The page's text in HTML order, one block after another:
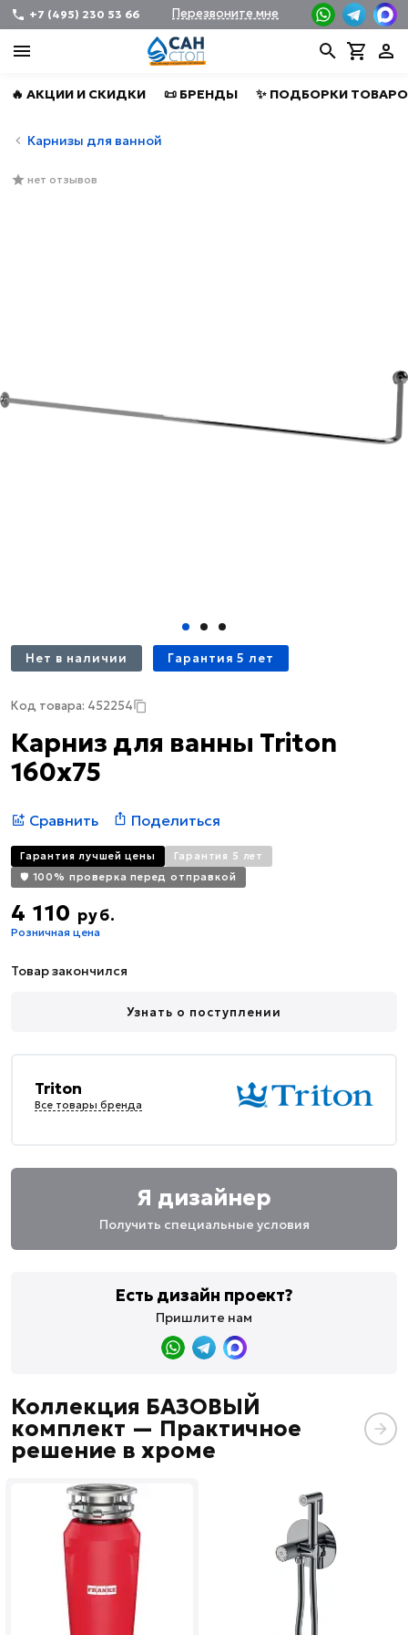
+7 (495) 230 53 66 Перезвоните мне
🔥 АКЦИИ И СКИДКИ 📜 БРЕНДЫ ✨ ПОДБОРКИ
Карнизы для ванной
нет отзывов
Нет в наличии Гарантия 5 лет
Код товара: 452254
Карниз для ванны Triton
160х75
Сравнить Поделиться
Гарантия лучшей цены
Гарантия 5 лет
🛡️ 100% проверка перед отправкой
4 110 руб.
Розничная цена
Товар закончился
Узнать о поступлении
Triton
Все товары бренда
Я дизайнер
Получить специальные условия
Есть дизайн проект?
Пришлите нам
Коллекция БАЗОВЫЙ
комплект — Практичное
решение в хроме